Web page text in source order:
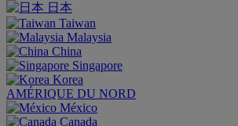
日本
Taiwan
Malaysia
China
Singapore
Korea
AMÉRIQUE DU NORD
México
Canada